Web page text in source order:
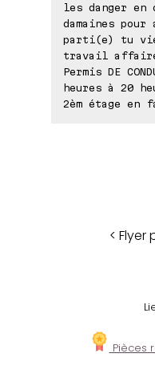
les danger
damaines
parti(e) tu
travail
Permis DE
heures à 20
2èm étage en
<
Pièces